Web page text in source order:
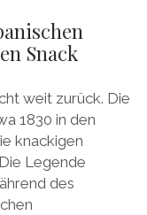
Snack
weit zurück. Die
1830 in den
knackigen
Legende
des